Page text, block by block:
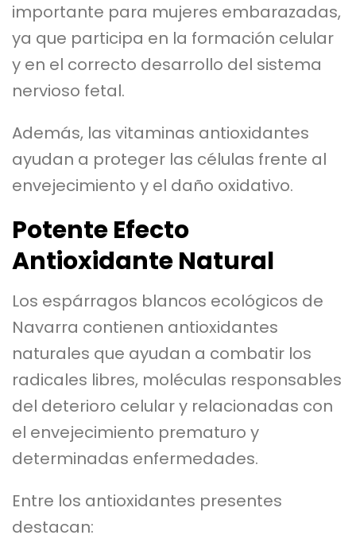
importante para mujeres embarazadas,
ya que participa en la formación celular
y en el correcto desarrollo del sistema
nervioso fetal.
Además, las vitaminas antioxidantes
ayudan a proteger las células frente al
envejecimiento y el daño oxidativo.
Potente Efecto
Antioxidante Natural
Los espárragos blancos ecológicos de
Navarra contienen antioxidantes
naturales que ayudan a combatir los
radicales libres, moléculas responsables
del deterioro celular y relacionadas con
el envejecimiento prematuro y
determinadas enfermedades.
Entre los antioxidantes presentes
destacan: